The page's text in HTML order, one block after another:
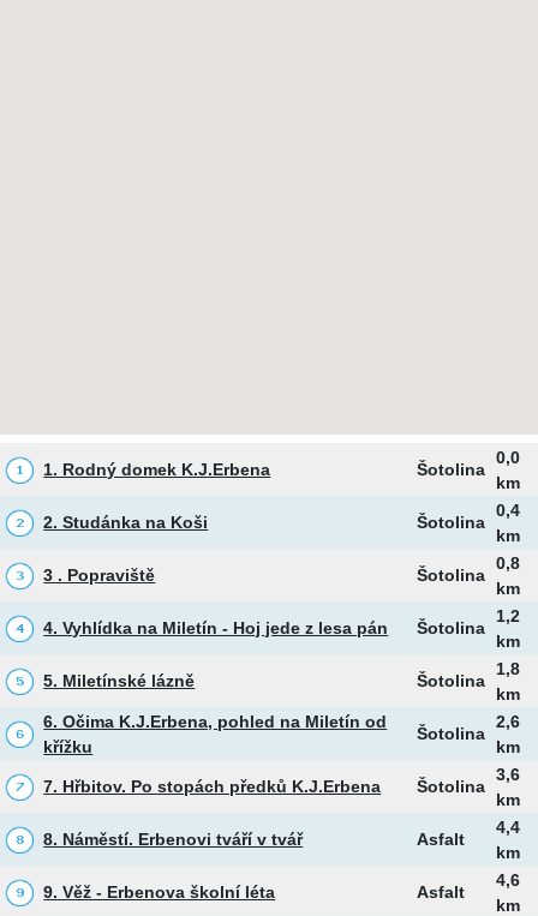
1. Rodný domek K.J.Erbena Šotolina
0,0
km
2. Studánka na Koši Šotolina
0,4
km
3 . Popraviště Šotolina
0,8
km
4. Vyhlídka na Miletín - Hoj jede z lesa pán Šotolina
1,2
km
5. Miletínské lázně Šotolina
1,8
km
6. Očima K.J.Erbena, pohled na Miletín od
křížku
Šotolina
2,6
km
7. Hřbitov. Po stopách předků K.J.Erbena Šotolina
3,6
km
8. Náměstí. Erbenovi tváří v tvář Asfalt
4,4
km
9. Věž - Erbenova školní léta Asfalt
4,6
km